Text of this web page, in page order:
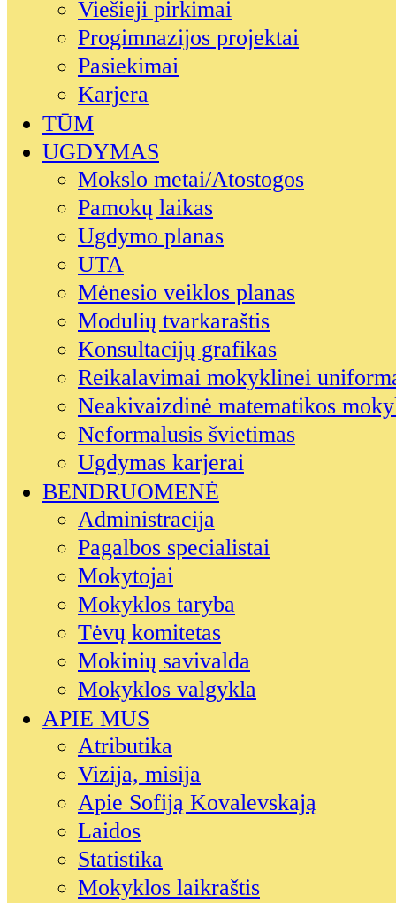
Viešieji pirkimai
Progimnazijos projektai
Pasiekimai
Karjera
TŪM
UGDYMAS
Mokslo metai/Atostogos
Pamokų laikas
Ugdymo planas
UTA
Mėnesio veiklos planas
Modulių tvarkaraštis
Konsultacijų grafikas
Reikalavimai mokyklinei
Neakivaizdinė matematikos
Neformalusis švietimas
Ugdymas karjerai
BENDRUOMENĖ
Administracija
Pagalbos specialistai
Mokytojai
Mokyklos taryba
Tėvų komitetas
Mokinių savivalda
Mokyklos valgykla
APIE MUS
Atributika
Vizija, misija
Apie Sofiją Kovalevskają
Laidos
Statistika
Mokyklos laikraštis